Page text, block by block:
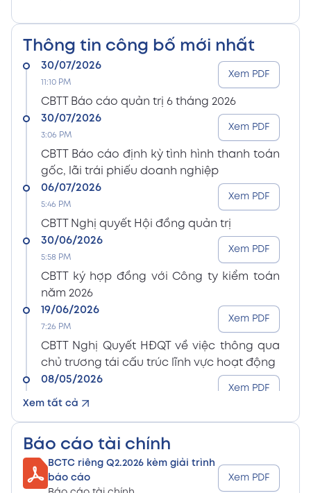
Thông tin công bố mới nhất
Xem tất cả
30/07/2026
11:10 PM
CBTT Báo cáo quản trị 6 tháng 2026
Xem PDF
30/07/2026
3:06 PM
CBTT Báo cáo định kỳ tình hình thanh toán
gốc, lãi trái phiếu doanh nghiệp
Xem PDF
06/07/2026
5:46 PM
CBTT Nghị quyết Hội đồng quản trị
Xem PDF
30/06/2026
5:58 PM
CBTT ký hợp đồng với Công ty kiểm toán
năm 2026
Xem PDF
19/06/2026
7:26 PM
CBTT Nghị Quyết HĐQT về việc thông qua
chủ trương tái cấu trúc lĩnh vực hoạt động
Xem PDF
08/05/2026
8:15 PM
Xem PDF
8:15 PM
CBTT Điều lệ Công ty sửa đổi bổ sung (Vn)
08/05/2026
Báo cáo tài chính
BCTC riêng Q2.2026 kèm giải trình
báo cáo
Xem PDF